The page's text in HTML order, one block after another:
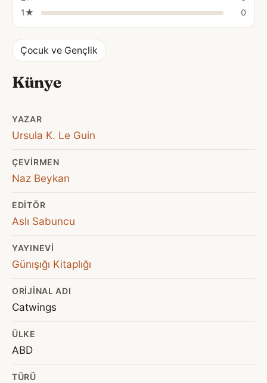
1★
0
Çocuk ve Gençlik
Künye
YAZAR
Ursula K. Le Guin
ÇEVIRMEN
Naz Beykan
EDITÖR
Aslı Sabuncu
YAYINEVI
Günışığı Kitaplığı
ORIJINAL ADI
Catwings
ÜLKE
ABD
TÜRÜ